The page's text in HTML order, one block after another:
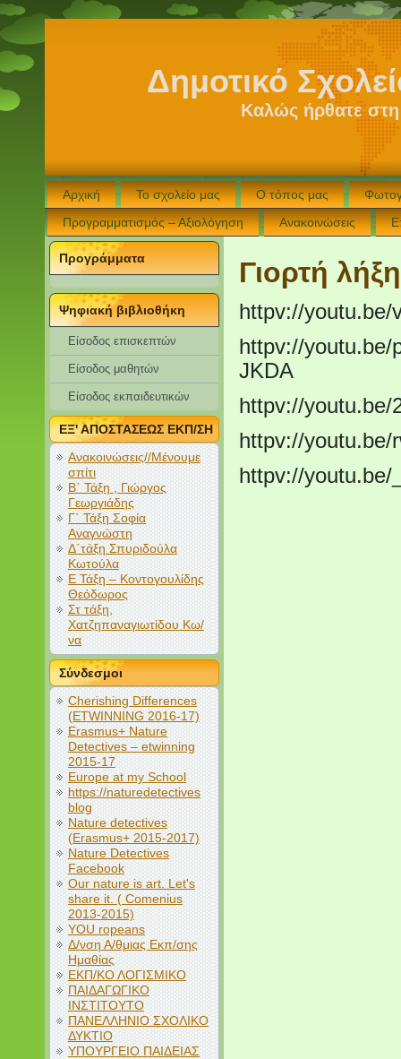
Δημοτικό
Καλώς ήρθατε
Αρχική Το σχολείο μας Ο τόπος μας
Προγραμματισμός – Αξιολόγηση
Ανακοινώσεις
Προγράμματα
Ψηφιακή βιβλιοθήκη
Είσοδος επισκεπτών
Eίσοδος μαθητών
Είσοδος εκπαιδευτικών
ΕΞ' ΑΠΟΣΤΑΣΕΩΣ ΕΚΠ/ΣΗ
Ανακοινώσεις//Μένουμε
σπίτι
Β΄ Τάξη , Γιώργος
Γεωργιάδης
Γ΄ Τάξη Σοφία
Αναγνώστη
Δ΄τάξη Σπυριδούλα
Κωτούλα
Ε Τάξη – Κοντογουλίδης
Θεόδωρος
Στ τάξη,
Χατζηπαναγιωτίδου Κω/
να
Σύνδεσμοι
Cherishing Differences
(ETWINNING 2016-17)
Erasmus+ Nature
Detectives – etwinning
2015-17
Europe at my School
https://naturedetectives
blog
Nature detectives
(Erasmus+ 2015-2017)
Nature Detectives
Facebook
Our nature is art. Let's
share it. ( Comenius
2013-2015)
YOU ropeans
Δ/νση Α/θμιας Εκπ/σης
Ημαθίας
ΕΚΠ/ΚΟ ΛΟΓΙΣΜΙΚΟ
ΠΑΙΔΑΓΩΓΙΚΟ
ΙΝΣΤΙΤΟΥΤΟ
ΠΑΝΕΛΛΗΝΙΟ ΣΧΟΛΙΚΟ
ΔΥΚΤΙΟ
ΥΠΟΥΡΓΕΙΟ ΠΑΙΔΕΙΑΣ
Γιορτή
httpv://youtu.be/
httpv://youtu.be/
JKDA
httpv://youtu.be/
httpv://youtu.be/
httpv://youtu.be/